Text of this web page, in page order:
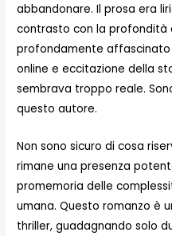
abbandonare. Il prosa era
contrasto con la profondità
profondamente affascinato
online e eccitazione della
sembrava troppo reale.
questo autore.
Non sono sicuro di cosa
rimane una presenza
promemoria delle
umana. Questo romanzo è
thriller, guadagnando solo